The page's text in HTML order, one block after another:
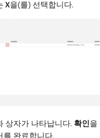
X​을(를) 선택합니다.
상자가 나타납니다. 확인을
를 완료합니다.